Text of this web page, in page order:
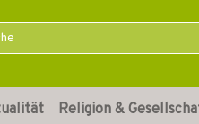
Religion &